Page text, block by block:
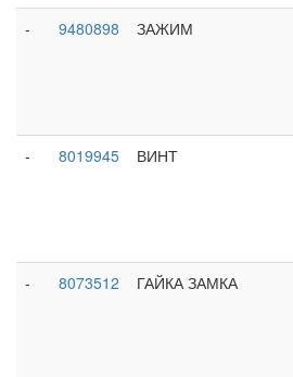
-
9480898 ЗАЖИМ
-
8019945 ВИНТ
-
8073512 ГАЙКА ЗАМКА